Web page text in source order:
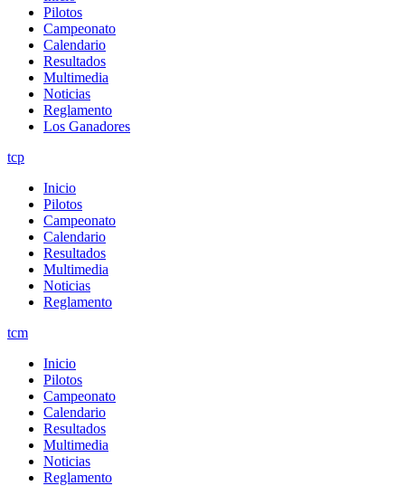
Pilotos
Campeonato
Calendario
Resultados
Multimedia
Noticias
Reglamento
Los Ganadores
tcp
Inicio
Pilotos
Campeonato
Calendario
Resultados
Multimedia
Noticias
Reglamento
tcm
Inicio
Pilotos
Campeonato
Calendario
Resultados
Multimedia
Noticias
Reglamento